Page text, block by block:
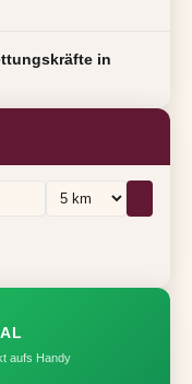
in
aufs Handy